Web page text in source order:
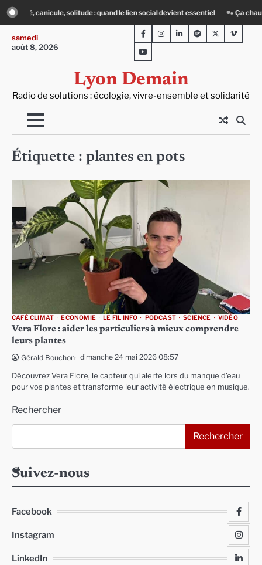
Skip
to
content
: quand le lien social devient essentiel « Ça chauffe » : des acteurs
samedi
août 8, 2026
Lyon Demain
Radio de solutions : écologie, vivre-ensemble et solidarité
FacebookInstagram
LinkedInSpotifyTwitterViméo
Youtube
Étiquette : plantes en pots
CAFÉ CLIMAT ECONOMIE LE FIL INFO PODCAST SCIENCE VIDÉO
Vera Flore : aider les particuliers à mieux comprendre
leurs plantes
Gérald Bouchon dimanche 24 mai 2026 08:57
Découvrez Vera Flore, le capteur qui alerte lors du manque d’eau
pour vos plantes et transforme leur activité électrique en musique.
Rechercher
Rechercher
Suivez-nous
Facebook
Instagram
LinkedIn